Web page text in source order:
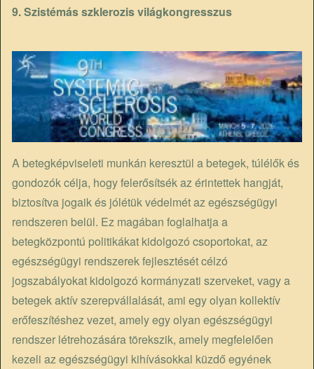
9. Szistémás szklerozis világkongresszus
A betegképviseleti munkán keresztül a betegek, túlélők és
gondozók célja, hogy felerősítsék az érintettek hangját,
biztosítva jogaik és jólétük védelmét az egészségügyi
rendszeren belül. Ez magában foglalhatja a
betegközpontú politikákat kidolgozó csoportokat, az
egészségügyi rendszerek fejlesztését célzó
jogszabályokat kidolgozó kormányzati szerveket, vagy a
betegek aktív szerepvállalását, ami egy olyan kollektív
erőfeszítéshez vezet, amely egy olyan egészségügyi
rendszer létrehozására törekszik, amely megfelelően
kezeli az egészségügyi kihívásokkal küzdő egyének